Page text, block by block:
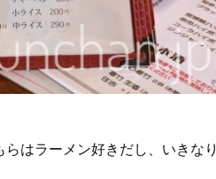
はラーメン好きだし、いきなり